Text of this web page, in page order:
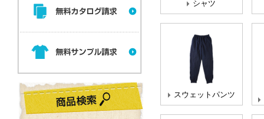
シャツ
スウェットパンツ